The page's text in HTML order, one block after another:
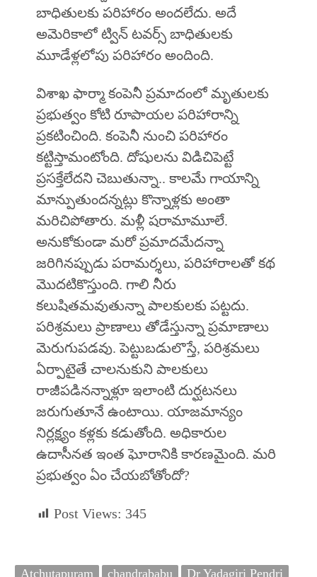
బాధితులకు పరిహారం అందలేదు. అదే
అమెరికాలో ట్విన్ టవర్స్ బాధితులకు
మూడేళ్లలోపు పరిహారం అందింది.
విశాఖ ఫార్మా కంపెనీ ప్రమాదంలో మృతులకు
ప్రభుత్వం కోటి రూపాయల పరిహారాన్ని
ప్రకటించింది. కంపెనీ నుంచి పరిహారం
కట్టిస్తామంటోంది. దోషులను విడిచిపెట్టే
ప్రసక్తేలేదని చెబుతున్నా.. కాలమే గాయాన్ని
మాన్పుతుందన్నట్లు కొన్నాళ్లకు అంతా
మరిచిపోతారు. మళ్లీ షరామామూలే.
అనుకోకుండా మరో ప్రమాదమేదన్నా
జరిగినప్పుడు పరామర్శలు, పరిహారాలతో కథ
మొదటికొస్తుంది. గాలి నీరు
కలుషితమవుతున్నా పాలకులకు పట్టదు.
పరిశ్రమలు ప్రాణాలు తోడేస్తున్నా ప్రమాణాలు
మెరుగుపడవు. పెట్టుబడులొస్తే, పరిశ్రమలు
ఏర్పాటైతే చాలనుకుని పాలకులు
రాజీపడినన్నాళ్లూ ఇలాంటి దుర్ఘటనలు
జరుగుతూనే ఉంటాయి. యాజమాన్యం
నిర్లక్ష్యం కళ్లకు కడుతోంది. అధికారుల
ఉదాసీనత ఇంత ఘోరానికి కారణమైంది. మరి
ప్రభుత్వం ఏం చేయబోతోందో?
Post Views: 345
Atchutapuram chandrababu Dr Yadagiri Pendri